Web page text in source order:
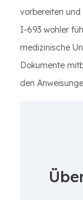
vorbereiten
I-693 wohler
medizinische
Dokumente
den